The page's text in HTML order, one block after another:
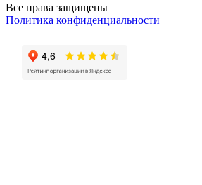
Все права защищены
Политика конфиденциальности